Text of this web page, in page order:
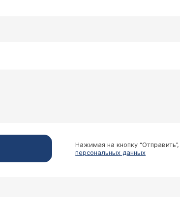
С чем это может быть связано?
Наталия Олеговна
Нажимая на кнопку
персональных данных